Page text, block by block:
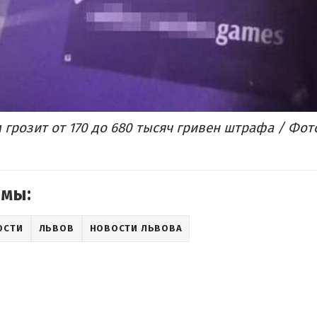
от 170 до 680 тысяч гривен штрафа /
ЛЬВОВ НОВОСТИ ЛЬВОВА